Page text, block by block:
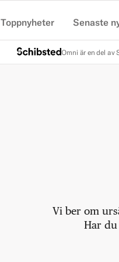
Toppnyheter Senaste
Omni är en del av
Vi ber om
Har du